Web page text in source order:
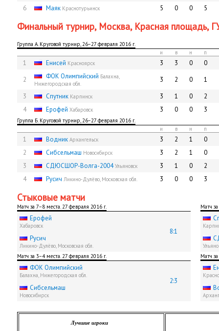
6
Маяк Краснотурьинск 5 0 0 5
Финальный турнир, Москва, Красная площадь,
Группа А. Круговой турнир, 26−27 февраля 2016 г.
и
в н п
1 Енисей Красноярск 3 3 0
0
2
ФОК Олимпийский Балахна,
Нижегородская обл.
3 2 0
1
3
Спутник Карпинск 3 1 0
2
4
Ерофей Хабаровск 3 0 0 3
Группа Б. Круговой турнир, 26−27 февраля 2016 г.
и
в н п
1 Водник Архангельск 3 2 1
0
2
Сибсельмаш Новосибирск 3 2 1
0
3
СДЮСШОР-Волга-2004 Ульяновск 3 1 0
2
4
Русич Ликино-Дулёво, Московская обл. 3 0 0 3
Стыковые матчи
Матч за 7−8 места. 27 февраля 2016 г.
Ерофей
Хабаровск
8:1
Русич
Ликино-Дулёво, Московская обл.
Матч
Матч за 3−4 места. 27 февраля 2016 г.
ФОК Олимпийский
Балахна, Нижегородская обл.
2:3
Сибсельмаш
Новосибирск
Матч
Лучшие игроки